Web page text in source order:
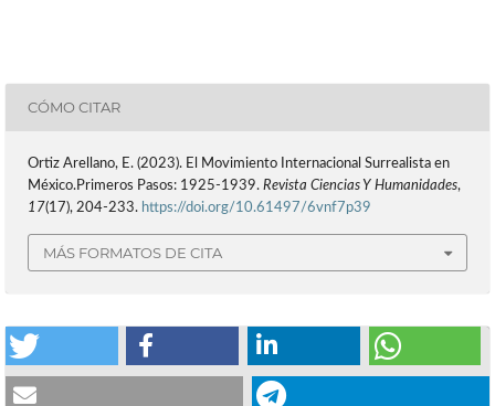
CÓMO CITAR
Ortiz Arellano, E. (2023). El Movimiento Internacional Surrealista en
México.Primeros Pasos: 1925-1939. Revista Ciencias Y Humanidades,
17(17), 204-233. https://doi.org/10.61497/6vnf7p39
MÁS FORMATOS DE CITA